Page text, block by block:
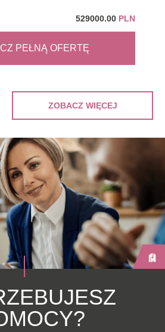
529000.00 PLN
PEŁNĄ OFERTĘ
ZOBACZ WIĘCEJ